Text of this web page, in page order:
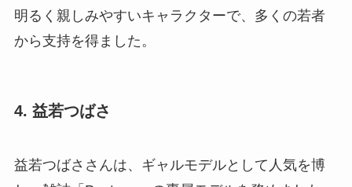
明るく親しみやすいキャラクターで、多くの若者
から支持を得ました。
4. 益若つばさ
益若つばささんは、ギャルモデルとして人気を博